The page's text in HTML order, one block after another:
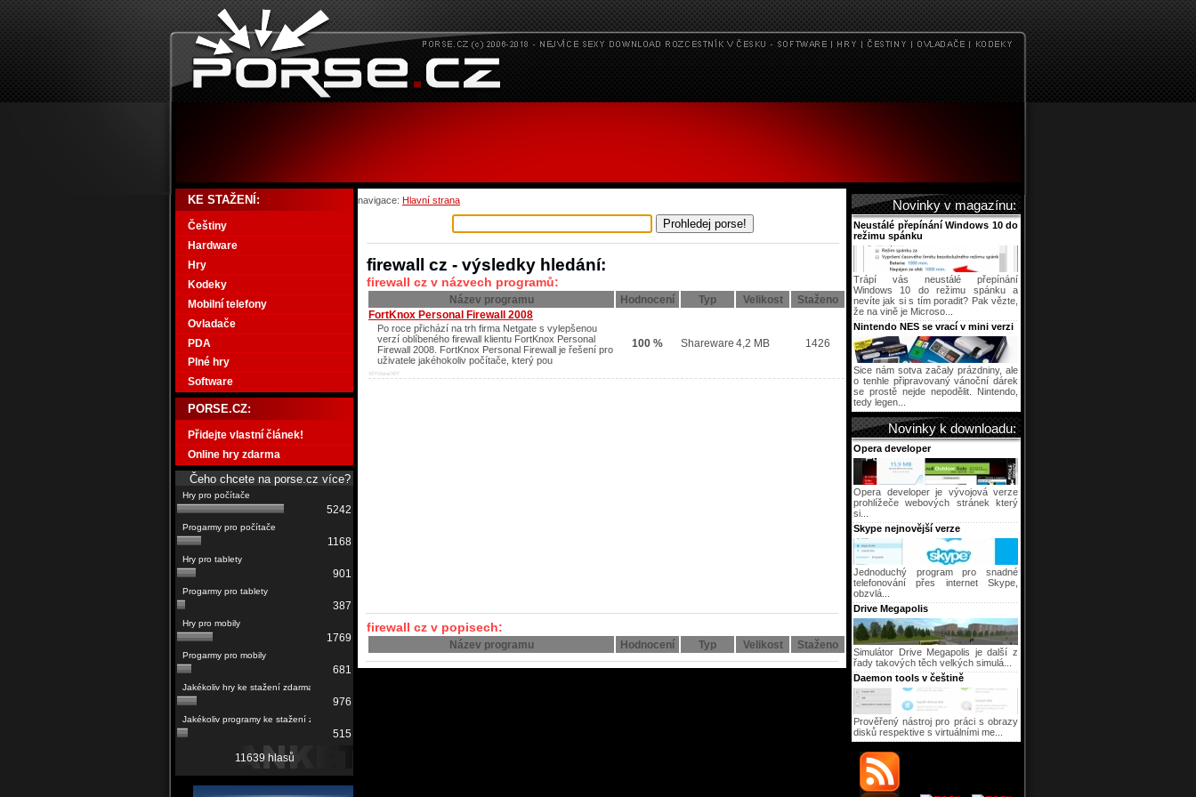
navigace: Hlavní strana
firewall cz - výsledky hledání:
firewall cz v názvech programů:
Název programu Hodnocení Typ Velikost
Staženo
FortKnox Personal Firewall 2008
Po roce přichází na trh firma Netgate s vylepšenou
verzí oblíbeného firewall klientu FortKnox Personal
Firewall 2008. FortKnox Personal Firewall je řešení pro
uživatele jakéhokoliv počítače, který pou
XP/Vista/XP/
100 % Shareware 4,2 MB 1426
firewall cz v popisech:
Název programu Hodnocení Typ Velikost Staženo
KE STAŽENÍ:
Češtiny
Hardware
Hry
Kodeky
Mobilní telefony
Ovladače
PDA
Plné hry
Software
PORSE.CZ:
Přidejte vlastní článek!
Online hry zdarma
Čeho chcete na porse.cz více?
5242
1168
901
387
1769
681
976
515
11639 hlasů
Novinky v magazínu:
Neustálé přepínání Windows 10 do
režimu spánku
Trápí vás neustálé přepínání
Windows 10 do režimu spánku a
nevíte jak si s tím poradit? Pak vězte,
že na vině je Microso...
Nintendo NES se vrací v mini verzi
Sice nám sotva začaly prázdniny, ale
o tenhle připravovaný vánoční dárek
se prostě nejde nepodělit. Nintendo,
tedy legen...
Novinky k downloadu:
Opera developer
Opera developer je vývojová verze
prohlížeče webových stránek který
si...
Skype nejnovější verze
Jednoduchý program pro snadné
telefonování přes internet Skype,
obzvlá...
Drive Megapolis
Simulátor Drive Megapolis je další z
řady takových těch velkých simulá...
Daemon tools v češtině
Prověřený nástroj pro práci s obrazy
disků respektive s virtuálními me...